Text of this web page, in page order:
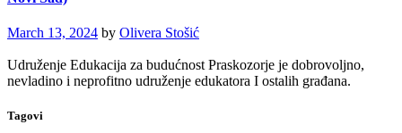
March 13, 2024 by Olivera Stošić
Udruženje Edukacija za budućnost Praskozorje je dobrovoljno,
nevladino i neprofitno udruženje edukatora I ostalih građana.
Tagovi